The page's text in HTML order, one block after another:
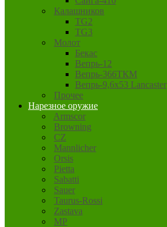
Калашников
TG2
TG3
Молот
Бекас
Вепрь-12
Вепрь-366ТКМ
Вепрь-9,6х53 Lancaster
Прочее
Нарезное оружие
Armscor
Browning
CZ
Mannlicher
Orsis
Pietta
Sabatti
Sauer
Taurus-Rossi
Zastava
MP